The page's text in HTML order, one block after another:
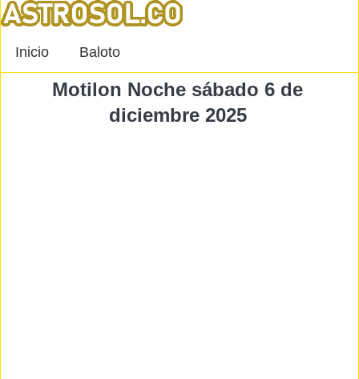
Inicio Baloto
Motilon Noche sábado 6 de
diciembre 2025